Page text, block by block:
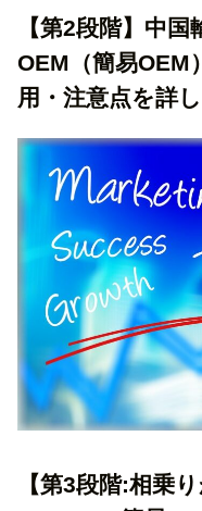
【第2段階】中
OEM（簡易OEM
用・注意点を詳
【第3段階:相乗